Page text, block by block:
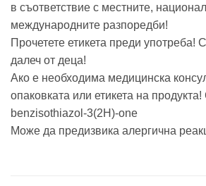
в съответствие с местните,
международните разпоредби!
Прочетете етикета преди употреба!
далеч от деца!
Ако е необходима медицинска
опаковката или етикета на
benzisothiazol-3(2H)-one
Може да предизвика алергична